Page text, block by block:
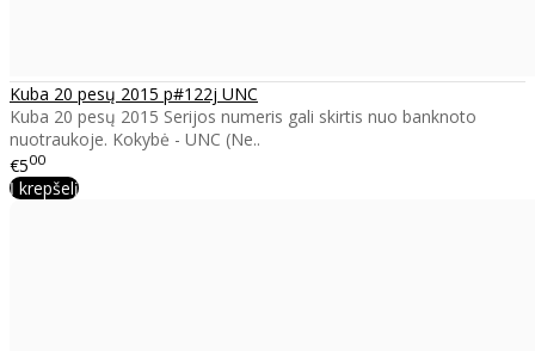
Kuba 20 pesų 2015 p#122j UNC
Kuba 20 pesų 2015 Serijos numeris gali skirtis nuo banknoto
nuotraukoje. Kokybė - UNC (Ne..
€500
Į krepšelį